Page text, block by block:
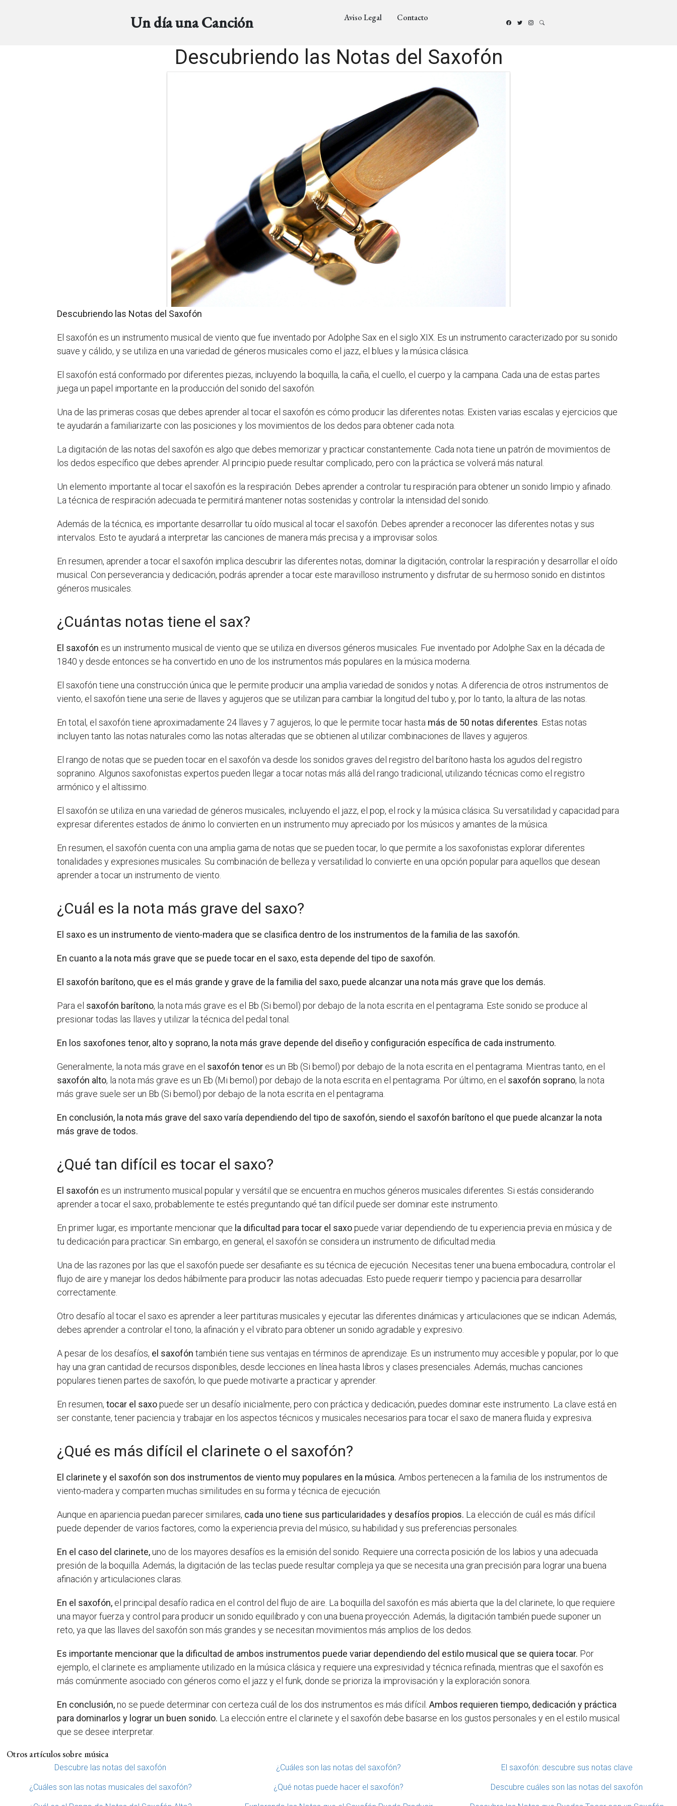
Un día una Canción Aviso Legal Contacto
Descubriendo las Notas del Saxofón
Descubriendo las Notas del Saxofón
El saxofón es un instrumento musical de viento que fue inventado por Adolphe Sax en el siglo XIX. Es un instrumento caracterizado por su sonido
suave y cálido, y se utiliza en una variedad de géneros musicales como el jazz, el blues y la música clásica.
El saxofón está conformado por diferentes piezas, incluyendo la boquilla, la caña, el cuello, el cuerpo y la campana. Cada una de estas partes
juega un papel importante en la producción del sonido del saxofón.
Una de las primeras cosas que debes aprender al tocar el saxofón es cómo producir las diferentes notas. Existen varias escalas y ejercicios que
te ayudarán a familiarizarte con las posiciones y los movimientos de los dedos para obtener cada nota.
La digitación de las notas del saxofón es algo que debes memorizar y practicar constantemente. Cada nota tiene un patrón de movimientos de
los dedos específico que debes aprender. Al principio puede resultar complicado, pero con la práctica se volverá más natural.
Un elemento importante al tocar el saxofón es la respiración. Debes aprender a controlar tu respiración para obtener un sonido limpio y afinado.
La técnica de respiración adecuada te permitirá mantener notas sostenidas y controlar la intensidad del sonido.
Además de la técnica, es importante desarrollar tu oído musical al tocar el saxofón. Debes aprender a reconocer las diferentes notas y sus
intervalos. Esto te ayudará a interpretar las canciones de manera más precisa y a improvisar solos.
En resumen, aprender a tocar el saxofón implica descubrir las diferentes notas, dominar la digitación, controlar la respiración y desarrollar el oído
musical. Con perseverancia y dedicación, podrás aprender a tocar este maravilloso instrumento y disfrutar de su hermoso sonido en distintos
géneros musicales.
¿Cuántas notas tiene el sax?
El saxofón es un instrumento musical de viento que se utiliza en diversos géneros musicales. Fue inventado por Adolphe Sax en la década de
1840 y desde entonces se ha convertido en uno de los instrumentos más populares en la música moderna.
El saxofón tiene una construcción única que le permite producir una amplia variedad de sonidos y notas. A diferencia de otros instrumentos de
viento, el saxofón tiene una serie de llaves y agujeros que se utilizan para cambiar la longitud del tubo y, por lo tanto, la altura de las notas.
En total, el saxofón tiene aproximadamente 24 llaves y 7 agujeros, lo que le permite tocar hasta más de 50 notas diferentes . Estas notas
incluyen tanto las notas naturales como las notas alteradas que se obtienen al utilizar combinaciones de llaves y agujeros.
El rango de notas que se pueden tocar en el saxofón va desde los sonidos graves del registro del barítono hasta los agudos del registro
sopranino. Algunos saxofonistas expertos pueden llegar a tocar notas más allá del rango tradicional, utilizando técnicas como el registro
armónico y el altissimo.
El saxofón se utiliza en una variedad de géneros musicales, incluyendo el jazz, el pop, el rock y la música clásica. Su versatilidad y capacidad para
expresar diferentes estados de ánimo lo convierten en un instrumento muy apreciado por los músicos y amantes de la música.
En resumen, el saxofón cuenta con una amplia gama de notas que se pueden tocar, lo que permite a los saxofonistas explorar diferentes
tonalidades y expresiones musicales. Su combinación de belleza y versatilidad lo convierte en una opción popular para aquellos que desean
aprender a tocar un instrumento de viento.
¿Cuál es la nota más grave del saxo?
El saxo es un instrumento de viento-madera que se clasifica dentro de los instrumentos de la familia de las saxofón.
En cuanto a la nota más grave que se puede tocar en el saxo, esta depende del tipo de saxofón.
El saxofón barítono, que es el más grande y grave de la familia del saxo, puede alcanzar una nota más grave que los demás.
Para el saxofón barítono, la nota más grave es el Bb (Si bemol) por debajo de la nota escrita en el pentagrama. Este sonido se produce al
presionar todas las llaves y utilizar la técnica del pedal tonal.
En los saxofones tenor, alto y soprano, la nota más grave depende del diseño y configuración específica de cada instrumento.
Generalmente, la nota más grave en el saxofón tenor es un Bb (Si bemol) por debajo de la nota escrita en el pentagrama. Mientras tanto, en el
saxofón alto, la nota más grave es un Eb (Mi bemol) por debajo de la nota escrita en el pentagrama. Por último, en el saxofón soprano, la nota
más grave suele ser un Bb (Si bemol) por debajo de la nota escrita en el pentagrama.
En conclusión, la nota más grave del saxo varía dependiendo del tipo de saxofón, siendo el saxofón barítono el que puede alcanzar la nota
más grave de todos.
¿Qué tan difícil es tocar el saxo?
El saxofón es un instrumento musical popular y versátil que se encuentra en muchos géneros musicales diferentes. Si estás considerando
aprender a tocar el saxo, probablemente te estés preguntando qué tan difícil puede ser dominar este instrumento.
En primer lugar, es importante mencionar que la dificultad para tocar el saxopuede variar dependiendo de tu experiencia previa en música y de
tu dedicación para practicar. Sin embargo, en general, el saxofón se considera un instrumento de dificultad media.
Una de las razones por las que el saxofón puede ser desafiante es su técnica de ejecución. Necesitas tener una buena embocadura, controlar el
flujo de aire y manejar los dedos hábilmente para producir las notas adecuadas. Esto puede requerir tiempo y paciencia para desarrollar
correctamente.
Otro desafío al tocar el saxo es aprender a leer partituras musicales y ejecutar las diferentes dinámicas y articulaciones que se indican. Además,
debes aprender a controlar el tono, la afinación y el vibrato para obtener un sonido agradable y expresivo.
A pesar de los desafíos, el saxofón también tiene sus ventajas en términos de aprendizaje. Es un instrumento muy accesible y popular, por lo que
hay una gran cantidad de recursos disponibles, desde lecciones en línea hasta libros y clases presenciales. Además, muchas canciones
populares tienen partes de saxofón, lo que puede motivarte a practicar y aprender.
En resumen,tocar el saxopuede ser un desafío inicialmente, pero con práctica y dedicación, puedes dominar este instrumento. La clave está en
ser constante, tener paciencia y trabajar en los aspectos técnicos y musicales necesarios para tocar el saxo de manera fluida y expresiva.
¿Qué es más difícil el clarinete o el saxofón?
El clarinete y el saxofón son dos instrumentos de viento muy populares en la música. Ambos pertenecen a la familia de los instrumentos de
viento-madera y comparten muchas similitudes en su forma y técnica de ejecución.
Aunque en apariencia puedan parecer similares, cada uno tiene sus particularidades y desafíos propios. La elección de cuál es más difícil
puede depender de varios factores, como la experiencia previa del músico, su habilidad y sus preferencias personales.
En el caso del clarinete,uno de los mayores desafíos es la emisión del sonido. Requiere una correcta posición de los labios y una adecuada
presión de la boquilla. Además, la digitación de las teclas puede resultar compleja ya que se necesita una gran precisión para lograr una buena
afinación y articulaciones claras.
En el saxofón, el principal desafío radica en el control del flujo de aire. La boquilla del saxofón es más abierta que la del clarinete, lo que requiere
una mayor fuerza y control para producir un sonido equilibrado y con una buena proyección. Además, la digitación también puede suponer un
reto, ya que las llaves del saxofón son más grandes y se necesitan movimientos más amplios de los dedos.
Es importante mencionar que la dificultad de ambos instrumentos puede variar dependiendo del estilo musical que se quiera tocar. Por
ejemplo, el clarinete es ampliamente utilizado en la música clásica y requiere una expresividad y técnica refinada, mientras que el saxofón es
más comúnmente asociado con géneros como el jazz y el funk, donde se prioriza la improvisación y la exploración sonora.
En conclusión,no se puede determinar con certeza cuál de los dos instrumentos es más difícil.Ambos requieren tiempo, dedicación y práctica
para dominarlos y lograr un buen sonido. La elección entre el clarinete y el saxofón debe basarse en los gustos personales y en el estilo musical
que se desee interpretar.
Otros artículos sobre música
Descubre las notas del saxofón ¿Cuáles son las notas del saxofón? El saxofón: descubre sus notas clave
¿Cuáles son las notas musicales del saxofón? ¿Qué notas puede hacer el saxofón? Descubre cuáles son las notas del saxofón